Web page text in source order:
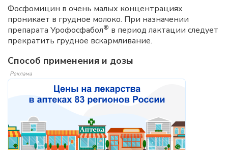
Фосфомицин в очень малых концентрациях
проникает в грудное молоко. При назначении
препарата Урофосфабол® в период лактации следует
прекратить грудное вскармливание.
Способ применения и дозы
Реклама